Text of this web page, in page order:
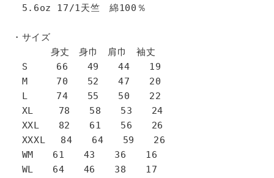
5.6oz 17/1天竺 綿100％
・サイズ
身丈 身巾 肩巾 袖丈
S 66 49 44 19
M 70 52 47 20
L 74 55 50 22
XL 78 58 53 24
XXL 82 61 56 26
XXXL 84 64 59 26
WM 61 43 36 16
WL 64 46 38 17